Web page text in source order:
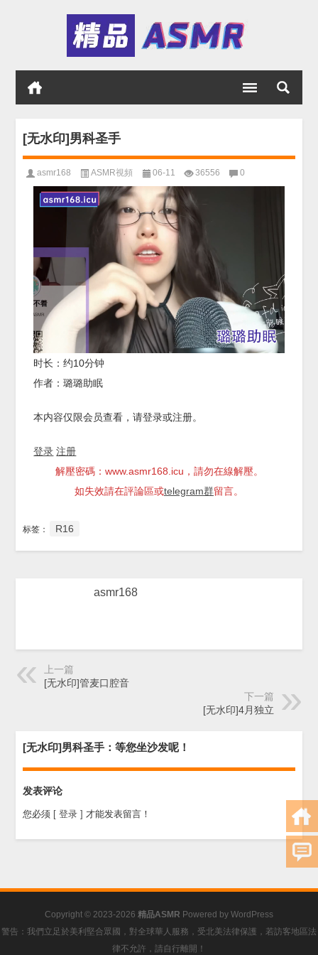
[无水印]男科圣手
asmr168 ASMR視頻 06-11 36556 0
时长：约10分钟
作者：璐璐助眠
本内容仅限会员查看，请登录或注册。
登录 注册
解壓密碼：www.asmr168.icu，請勿在線解壓。
如失效請在評論區或telegram群留言。
标签： R16
asmr168
上一篇
[无水印]管麦口腔音
下一篇
[无水印]4月独立
[无水印]男科圣手：等您坐沙发呢！
发表评论
您必须 [ 登录 ] 才能发表留言！
Copyright © 2023-2026 精品ASMR Powered by WordPress
警告：我們立足於美利堅合眾國，對全球華人服務，受北美法律保護，若訪客地區法
律不允許，請自行離開！